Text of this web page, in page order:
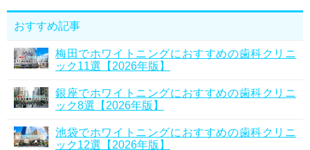
おすすめ記事
梅田でホワイトニングにおすすめの歯科クリニ
ック11選【2026年版】
銀座でホワイトニングにおすすめの歯科クリニ
ック8選【2026年版】
池袋でホワイトニングにおすすめの歯科クリニ
ック12選【2026年版】